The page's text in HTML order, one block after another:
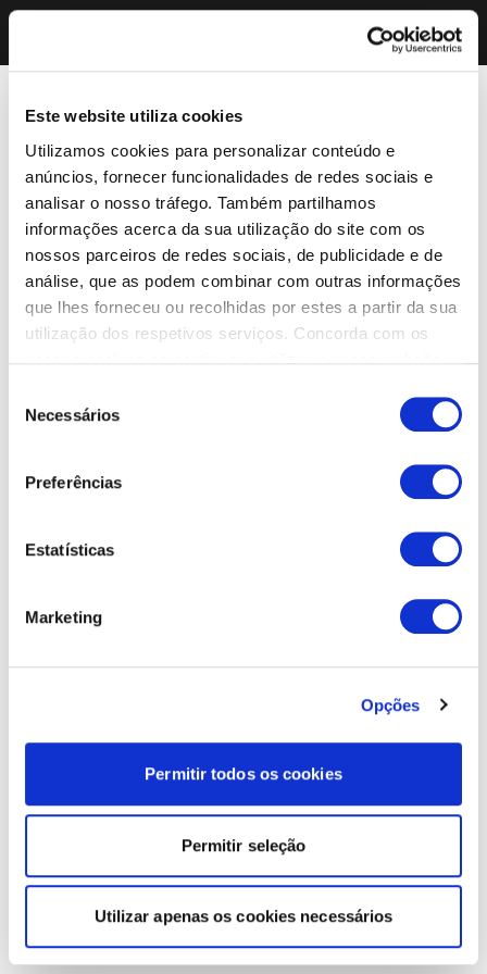
Este website utiliza cookies
Utilizamos cookies para personalizar conteúdo e
anúncios, fornecer funcionalidades de redes sociais e
analisar o nosso tráfego. Também partilhamos
informações acerca da sua utilização do site com os
nossos parceiros de redes sociais, de publicidade e de
análise, que as podem combinar com outras informações
que lhes forneceu ou recolhidas por estes a partir da sua
utilização dos respetivos serviços. Concorda com os
Necessários
Preferências
Estatísticas
Marketing
Opções
Permitir todos os cookies
Permitir seleção
Utilizar apenas os cookies necessários